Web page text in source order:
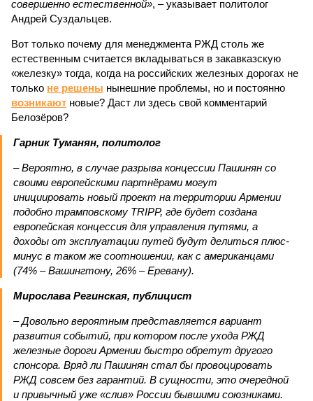
совершенно естественной», – указывает политолог
Андрей Суздальцев.
Вот только почему для менеджмента РЖД столь же
естественным считается вкладываться в закавказскую
«железку» тогда, когда на российских железных дорогах не
только не решены нынешние проблемы, но и постоянно
возникают новые? Даст ли здесь свой комментарий
Белозёров?
Гарник Туманян, политолог
– Вероятно, в случае разрыва концессии Пашинян со
своими европейскими партнёрами могут
инициировать новый проект на территории Армении
подобно трамповскому TRIPP, где будет создана
европейская концессия для управления путями, а
доходы от эксплуатации путей будут делиться плюс-
минус в таком же соотношении, как с американцами
(74% – Вашингтону, 26% – Еревану).
Мирослава Регинская, публицист
– Довольно вероятным представляется вариант
развития событий, при котором после ухода РЖД
железные дороги Армении быстро обретут другого
спонсора. Вряд ли Пашинян стал бы провоцировать
РЖД совсем без гарантий. В сущности, это очередной
и привычный уже «слив» России бывшими союзниками.